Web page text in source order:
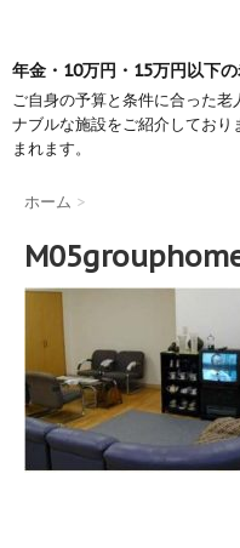
年金・10万円・15万円以下
ご自身の予算と条件に合った
ナブルな施設をご紹介してお
まれます。
ホーム >